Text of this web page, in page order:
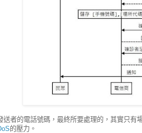
者的電話號碼，最終所要處理的，其實只
的壓力。